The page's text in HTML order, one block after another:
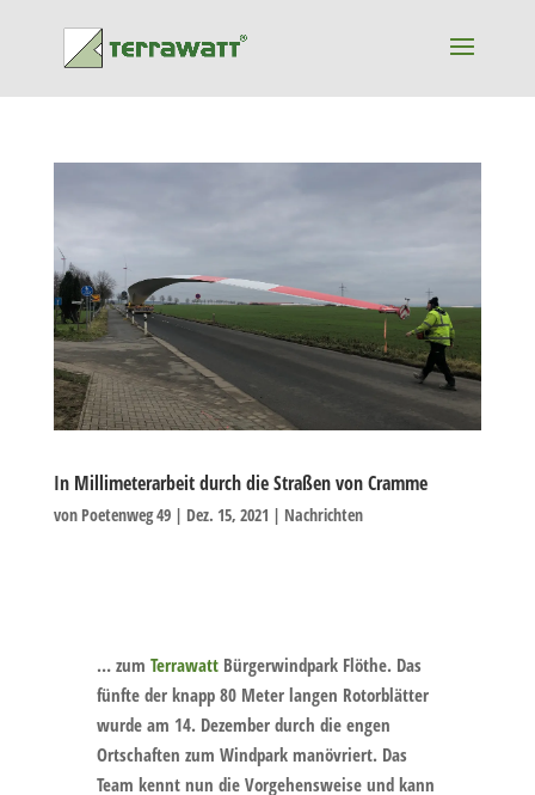
In Millimeterarbeit durch die Straßen von Cramme
von Poetenweg 49| Dez. 15, 2021 | Nachrichten
… zum TerrawattBürgerwindpark Flöthe. Das
fünfte der knapp 80 Meter langen Rotorblätter
wurde am 14. Dezember durch die engen
Ortschaften zum Windpark manövriert. Das
Team kennt nun die Vorgehensweise und kann